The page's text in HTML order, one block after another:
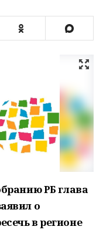
РБ глава
о
в регионе